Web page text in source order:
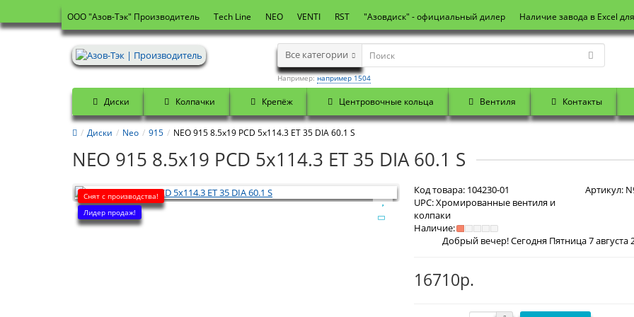
OOO "Азов-Тэк" Производитель Tech Line NEO VENTI RST "Азовдиск" - официальный дилер Наличие завода в Excel
Все категории
Например:например 1504
Диски Колпачки Крепёж Центровочные кольца Вентиля Контакты
Диски Neo 915 NEO 915 8.5x19 PCD 5x114.3 ET 35 DIA 60.1 S
NEO 915 8.5x19 PCD 5x114.3 ET 35 DIA 60.1 S
Снят с производства!
Лидер продаж!
Код товара: 104230-01 Артикул:
UPC:Хромированные вентиля и
колпаки
Наличие:
16710р.